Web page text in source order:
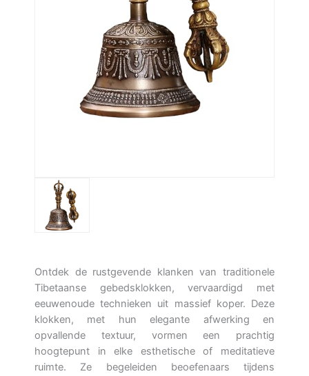
Ontdek de rustgevende klanken van traditionele
Tibetaanse gebedsklokken, vervaardigd met
eeuwenoude technieken uit massief koper. Deze
klokken, met hun elegante afwerking en
opvallende textuur, vormen een prachtig
hoogtepunt in elke esthetische of meditatieve
ruimte. Ze begeleiden beoefenaars tijdens